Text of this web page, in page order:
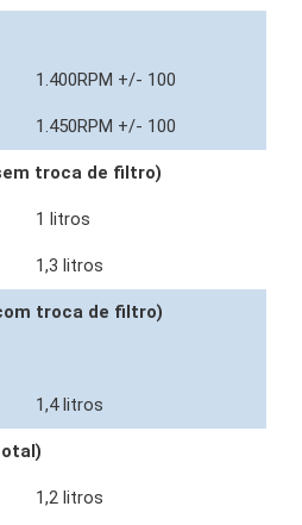
1.400RPM +/- 100
1.450RPM +/- 100
troca de filtro)
1 litros
1,3 litros
troca de filtro)
1,4 litros
1,2 litros